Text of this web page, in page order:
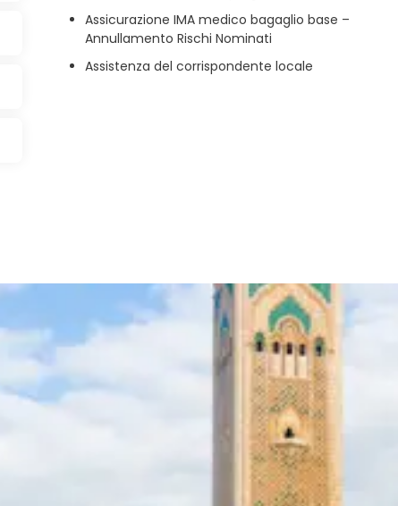
Assicurazione IMA medico bagaglio base –
Annullamento Rischi Nominati
Assistenza del corrispondente locale